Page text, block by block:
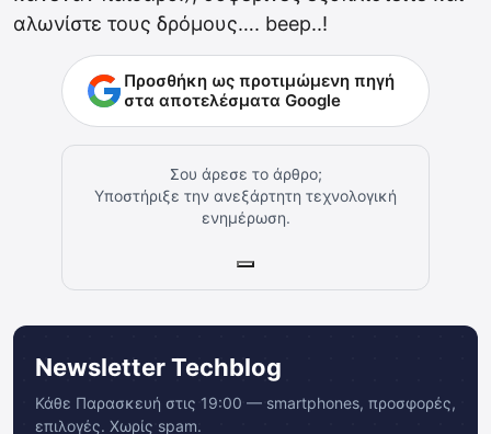
αλωνίστε τους δρόμους…. beep..!
Προσθήκη ως προτιμώμενη πηγή
στα αποτελέσματα Google
Σου άρεσε το άρθρο;
Υποστήριξε την ανεξάρτητη τεχνολογική
ενημέρωση.
Newsletter Techblog
Κάθε Παρασκευή στις 19:00 — smartphones, προσφορές,
επιλογές. Χωρίς spam.